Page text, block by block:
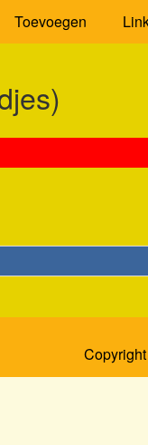
Toevoegen